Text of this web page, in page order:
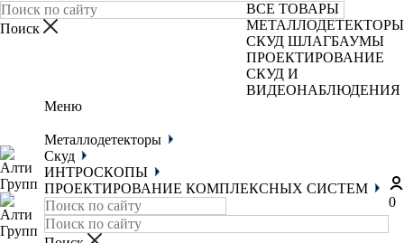
ВСЕ ТОВАРЫ
МЕТАЛЛОДЕТЕКТОРЫ
СКУД ШЛАГБАУМЫ
ПРОЕКТИРОВАНИЕ
СКУД И
ВИДЕОНАБЛЮДЕНИЯ
Меню
Металлодетекторы
Скуд
ИНТРОСКОПЫ
ПРОЕКТИРОВАНИЕ КОМПЛЕКСНЫХ СИСТЕМ
0